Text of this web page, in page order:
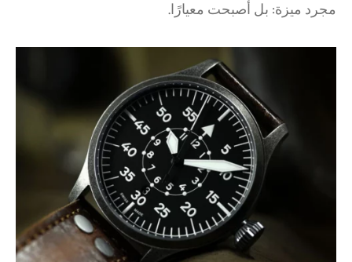
مجرد ميزة: بل أصبحت معيارًا.